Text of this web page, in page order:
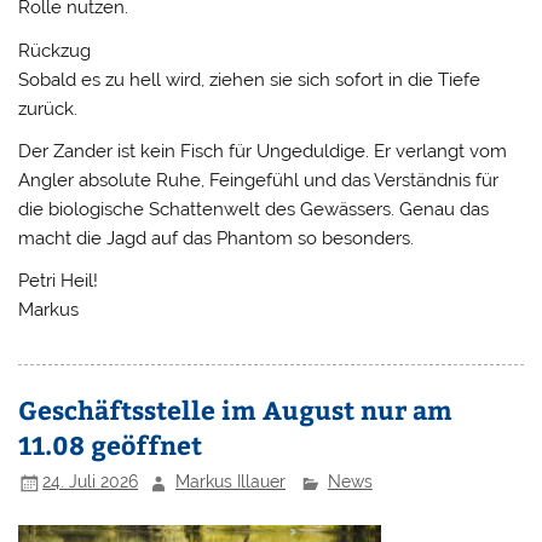
Rolle nutzen.
Rückzug
Sobald es zu hell wird, ziehen sie sich sofort in die Tiefe
zurück.
Der Zander ist kein Fisch für Ungeduldige. Er verlangt vom
Angler absolute Ruhe, Feingefühl und das Verständnis für
die biologische Schattenwelt des Gewässers. Genau das
macht die Jagd auf das Phantom so besonders.
Petri Heil!
Markus
Geschäftsstelle im August nur am
11.08 geöffnet
24. Juli 2026 Markus Illauer News